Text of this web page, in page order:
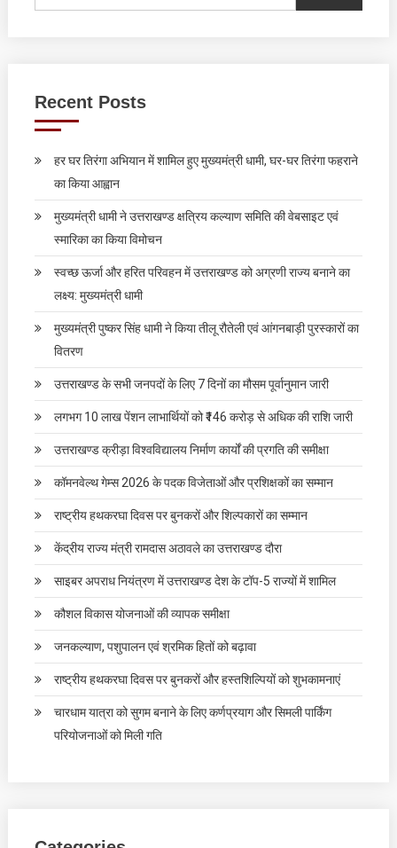
Recent Posts
हर घर तिरंगा अभियान में शामिल हुए मुख्यमंत्री धामी, घर-घर तिरंगा फहराने
का किया आह्वान
मुख्यमंत्री धामी ने उत्तराखण्ड क्षत्रिय कल्याण समिति की वेबसाइट एवं
स्मारिका का किया विमोचन
स्वच्छ ऊर्जा और हरित परिवहन में उत्तराखण्ड को अग्रणी राज्य बनाने का
लक्ष्य: मुख्यमंत्री धामी
मुख्यमंत्री पुष्कर सिंह धामी ने किया तीलू रौतेली एवं आंगनबाड़ी पुरस्कारों का
वितरण
उत्तराखण्ड के सभी जनपदों के लिए 7 दिनों का मौसम पूर्वानुमान जारी
लगभग 10 लाख पेंशन लाभार्थियों को ₹146 करोड़ से अधिक की राशि जारी
उत्तराखण्ड क्रीड़ा विश्वविद्यालय निर्माण कार्यों की प्रगति की समीक्षा
कॉमनवेल्थ गेम्स 2026 के पदक विजेताओं और प्रशिक्षकों का सम्मान
राष्ट्रीय हथकरघा दिवस पर बुनकरों और शिल्पकारों का सम्मान
केंद्रीय राज्य मंत्री रामदास अठावले का उत्तराखण्ड दौरा
साइबर अपराध नियंत्रण में उत्तराखण्ड देश के टॉप-5 राज्यों में शामिल
कौशल विकास योजनाओं की व्यापक समीक्षा
जनकल्याण, पशुपालन एवं श्रमिक हितों को बढ़ावा
राष्ट्रीय हथकरघा दिवस पर बुनकरों और हस्तशिल्पियों को शुभकामनाएं
चारधाम यात्रा को सुगम बनाने के लिए कर्णप्रयाग और सिमली पार्किंग
परियोजनाओं को मिली गति